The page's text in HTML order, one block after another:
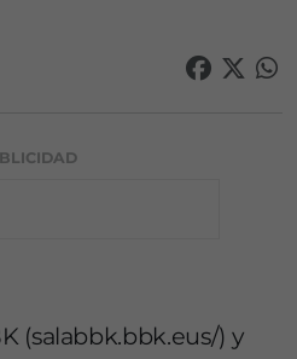
(salabbk.bbk.eus/) y